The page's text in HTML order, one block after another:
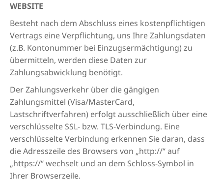
WEBSITE
Besteht nach dem Abschluss eines kostenpflichtigen
Vertrags eine Verpflichtung, uns Ihre Zahlungsdaten
(z.B. Kontonummer bei Einzugsermächtigung) zu
übermitteln, werden diese Daten zur
Zahlungsabwicklung benötigt.
Der Zahlungsverkehr über die gängigen
Zahlungsmittel (Visa/MasterCard,
Lastschriftverfahren) erfolgt ausschließlich über eine
verschlüsselte SSL- bzw. TLS-Verbindung. Eine
verschlüsselte Verbindung erkennen Sie daran, dass
die Adresszeile des Browsers von „http://“ auf
„https://“ wechselt und an dem Schloss-Symbol in
Ihrer Browserzeile.